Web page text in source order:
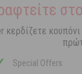
Special Offers